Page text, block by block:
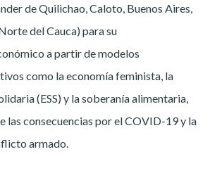
de Quilichao, Caloto, Buenos Aires,
del Cauca) para su
a partir de modelos
como la economía feminista, la
(ESS) y la soberanía alimentaria,
las consecuencias por el COVID-19 y la
armado.